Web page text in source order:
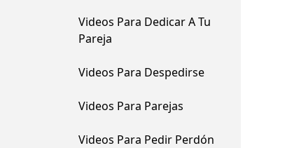
Videos Para Dedicar A Tu
Pareja
Videos Para Despedirse
Videos Para Parejas
Videos Para Pedir Perdón